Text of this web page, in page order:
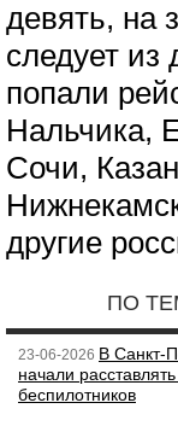
девять, на
следует из
попали
Нальчика,
Сочи,
другие
ПО
23-06-2026 В Санкт-
начали
беспилотников